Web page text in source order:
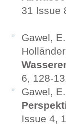
31 Issue
Gawel,
6, 128-
Gawel,
Issue 4,